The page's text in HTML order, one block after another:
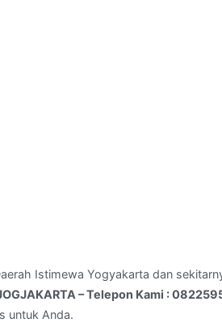
Istimewa Yogyakarta dan
– Telepon Kami :
untuk Anda.